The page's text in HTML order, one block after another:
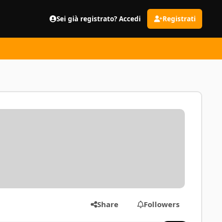
Sei già registrato? Accedi Registrati
Share Followers